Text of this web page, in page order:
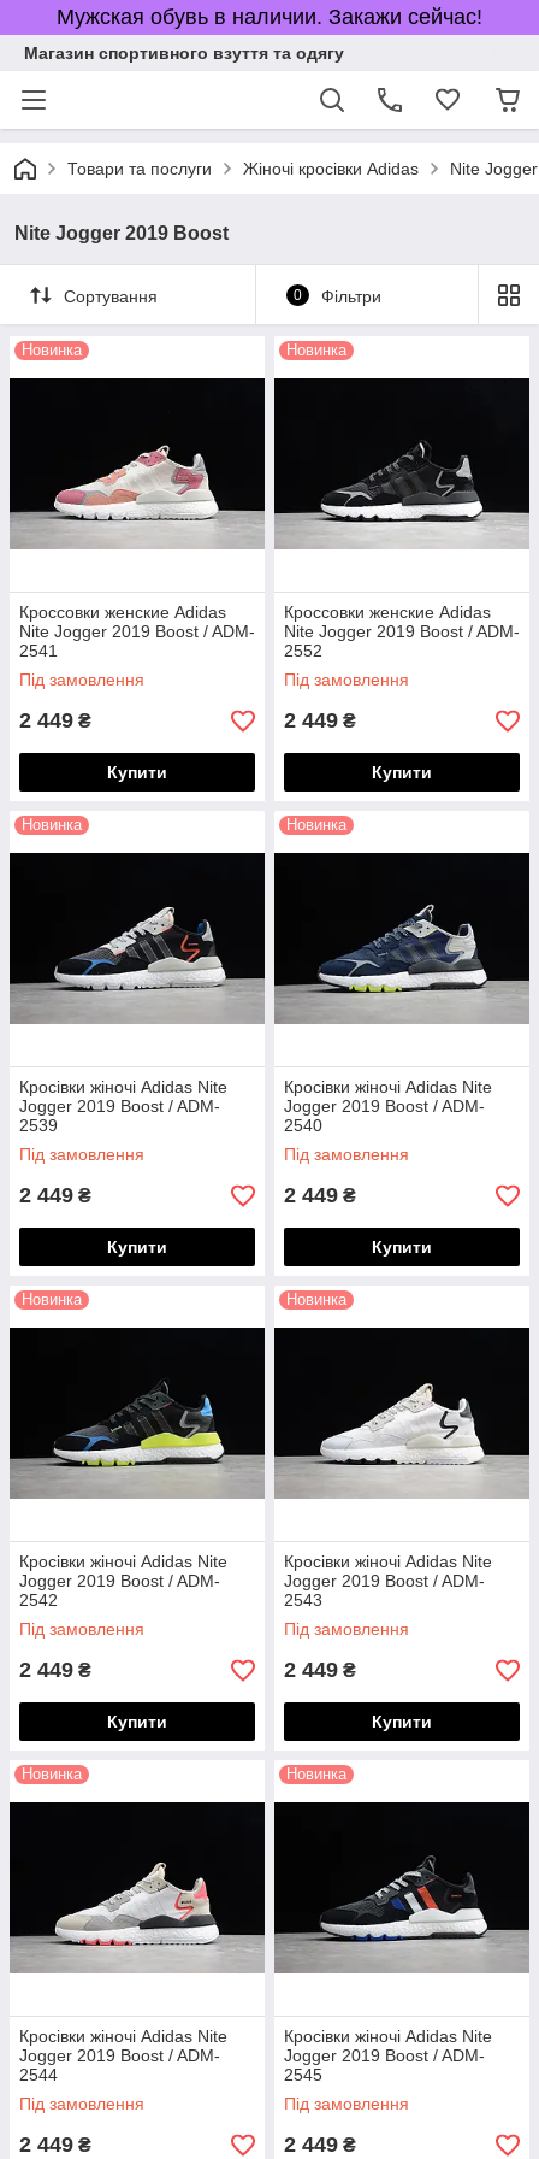
Мужская обувь в наличии. Закажи сейчас!
Магазин спортивного взуття та одягу
Товари та послуги Жіночі кросівки Adidas Nite
Nite Jogger 2019 Boost
Сортування 0 Фільтри
Новинка
Кроссовки женские Adidas
Nite Jogger 2019 Boost / ADM-
2541
Під замовлення
2 449 ₴
Купити
Новинка
Кроссовки женские Adidas
Nite Jogger 2019 Boost / ADM-
2552
Під замовлення
2 449 ₴
Купити
Новинка
Кросівки жіночі Adidas Nite
Jogger 2019 Boost / ADM-
2539
Під замовлення
2 449 ₴
Купити
Новинка
Кросівки жіночі Adidas Nite
Jogger 2019 Boost / ADM-
2540
Під замовлення
2 449 ₴
Купити
Новинка
Кросівки жіночі Adidas Nite
Jogger 2019 Boost / ADM-
2542
Під замовлення
2 449 ₴
Купити
Новинка
Кросівки жіночі Adidas Nite
Jogger 2019 Boost / ADM-
2543
Під замовлення
2 449 ₴
Купити
Новинка
Кросівки жіночі Adidas Nite
Jogger 2019 Boost / ADM-
2544
Під замовлення
2 449 ₴
Новинка
Кросівки жіночі Adidas Nite
Jogger 2019 Boost / ADM-
2545
Під замовлення
2 449 ₴